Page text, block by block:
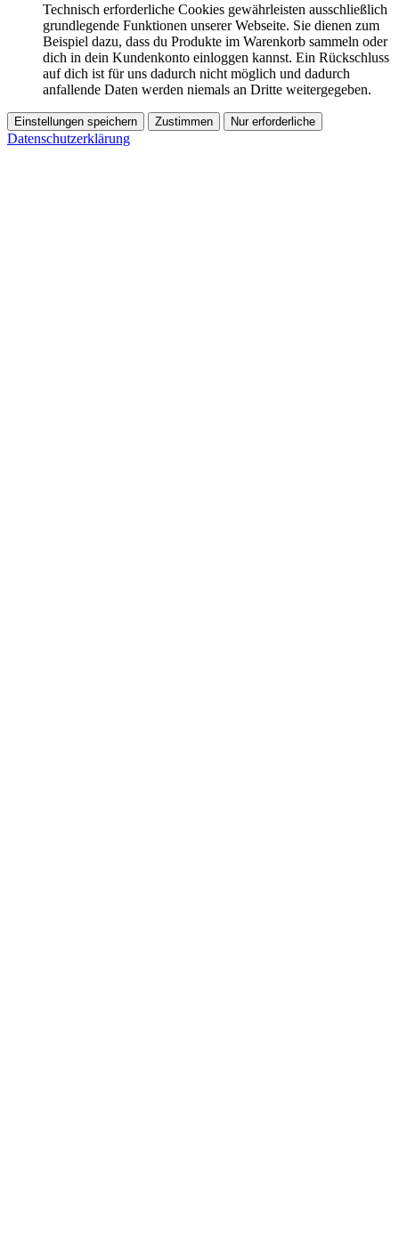
Technisch erforderliche Cookies gewährleisten ausschließlich
grundlegende Funktionen unserer Webseite. Sie dienen zum
Beispiel dazu, dass du Produkte im Warenkorb sammeln oder
dich in dein Kundenkonto einloggen kannst. Ein Rückschluss
auf dich ist für uns dadurch nicht möglich und dadurch
anfallende Daten werden niemals an Dritte weitergegeben.
Einstellungen speichern Zustimmen Nur erforderliche
Datenschutzerklärung